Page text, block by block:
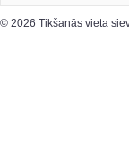
© 2026 Tikšanās vieta